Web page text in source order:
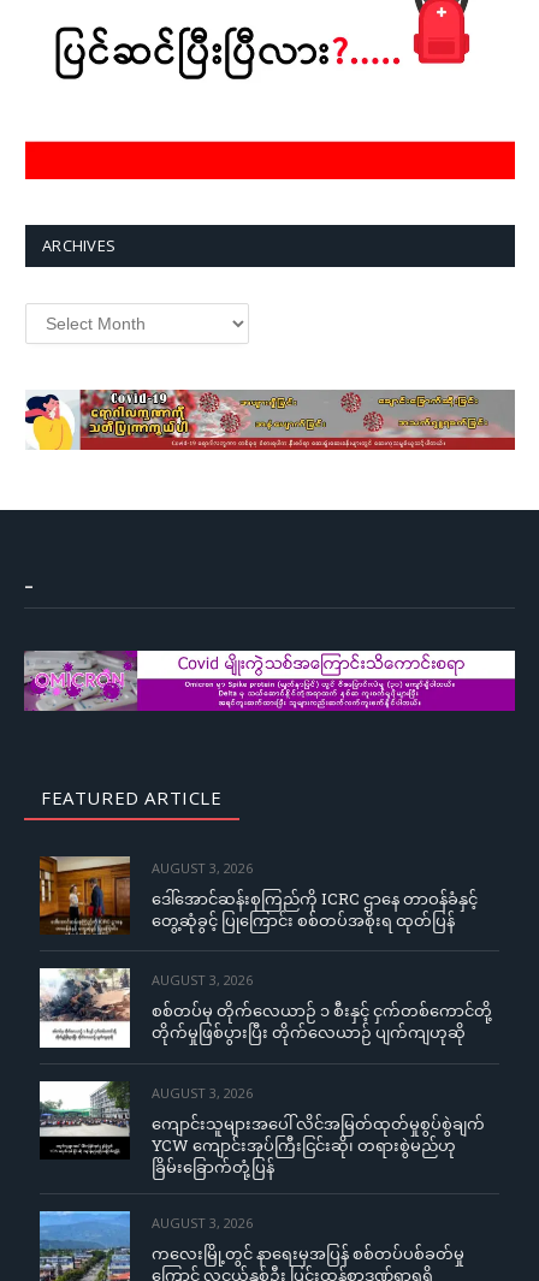
ARCHIVES
Archives
–
FEATURED ARTICLE
AUGUST 3, 2026
ဒေါ်အောင်ဆန်းစုကြည်ကို ICRC ဌာနေ တာဝန်ခံနှင့်
တွေ့ဆုံခွင့် ပြုကြောင်း စစ်တပ်အစိုးရ ထုတ်ပြန်
AUGUST 3, 2026
စစ်တပ်မှ တိုက်လေယာဉ် ၁ စီးနှင့် ငှက်တစ်ကောင်တို့
တိုက်မှုဖြစ်ပွားပြီး တိုက်လေယာဉ် ပျက်ကျဟုဆို
AUGUST 3, 2026
ကျောင်းသူများအပေါ် လိင်အမြတ်ထုတ်မှုစွပ်စွဲချက်
YCW ကျောင်းအုပ်ကြီးငြင်းဆို၊ တရားစွဲမည်ဟု
ခြိမ်းခြောက်တုံ့ပြန်
AUGUST 3, 2026
ကလေးမြို့တွင် နာရေးမှအပြန် စစ်တပ်ပစ်ခတ်မှု
ကြောင့် လူငယ်နှစ်ဦး ပြင်းထန်စွာဒဏ်ရာရရှိ